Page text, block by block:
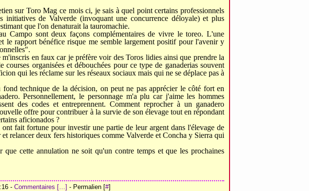
sur Toro Mag ce mois ci, je sais à quel point certains professionnels
initiatives de Valverde (invoquant une concurrence déloyale) et plus
que l'on denaturait la tauromachie.
Campo sont deux façons complémentaires de vivre le toreo. L'une
le rapport bénéfice risque me semble largement positif pour l'avenir y
en faux car je préfère voir des Toros lidies ainsi que prendre la
courses organisées et débouchées pour ce type de ganaderias souvent
qui les réclame sur les réseaux sociaux mais qui ne se déplace pas à
technique de la décision, on peut ne pas apprécier le côté fort en
Personnellement, le personnage m'a plu car j'aime les hommes
des codes et entreprennent. Comment reprocher à un ganadero
offre pour contribuer à la survie de son élevage tout en répondant
aficionados ?
fait fortune pour investir une partie de leur argent dans l'élevage de
relancer deux fers historiques comme Valverde et Concha y Sierra qui
que cette annulation ne soit qu'un contre temps et que les prochaines
- Commentaires […] - Permalien [#]